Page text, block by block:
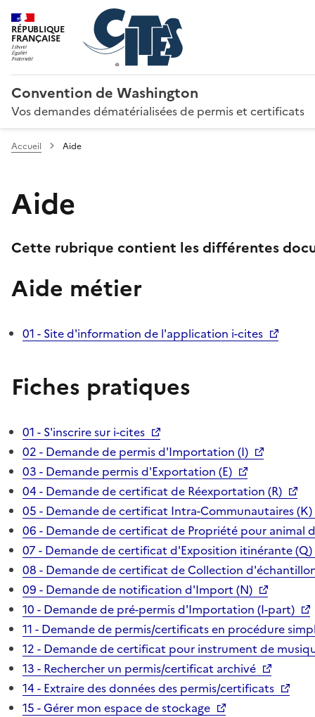
RÉPUBLIQUE
FRANÇAISE
Convention de Washington
Vos demandes dématérialisées de permis et certificats
Accueil Aide
Aide
Cette rubrique contient les différentes
Aide métier
01 - Site d'information de l'application i-cites
Fiches pratiques
01 - S'inscrire sur i-cites
02 - Demande de permis d'Importation (I)
03 - Demande permis d'Exportation (E)
04 - Demande de certificat de Réexportation (R)
05 - Demande de certificat Intra-Communautaires (K)
06 - Demande de certificat de Propriété pour animal
07 - Demande de certificat d'Exposition itinérante (Q)
08 - Demande de certificat de Collection
09 - Demande de notification d'Import (N)
10 - Demande de pré-permis d'Importation (I-part)
11 - Demande de permis/certificats en procédure
12 - Demande de certificat pour instrument de
13 - Rechercher un permis/certificat archivé
14 - Extraire des données des permis/certificats
15 - Gérer mon espace de stockage